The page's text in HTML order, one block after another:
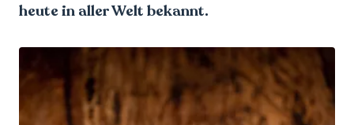
heute in aller Welt bekannt.